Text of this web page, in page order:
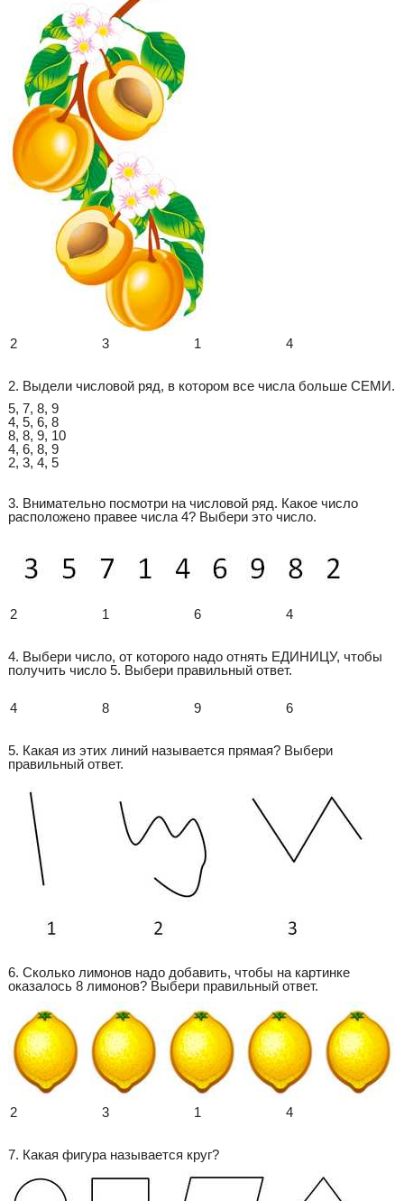
2 3 1 4
2. Выдели числовой ряд, в котором все числа больше СЕМИ.
5, 7, 8, 9
4, 5, 6, 8
8, 8, 9, 10
4, 6, 8, 9
2, 3, 4, 5
3. Внимательно посмотри на числовой ряд. Какое число
расположено правее числа 4? Выбери это число.
2 1 6 4
4. Выбери число, от которого надо отнять ЕДИНИЦУ, чтобы
получить число 5. Выбери правильный ответ.
4 8 9 6
5. Какая из этих линий называется прямая? Выбери
правильный ответ.
6. Сколько лимонов надо добавить, чтобы на картинке
оказалось 8 лимонов? Выбери правильный ответ.
2 3 1 4
7. Какая фигура называется круг?